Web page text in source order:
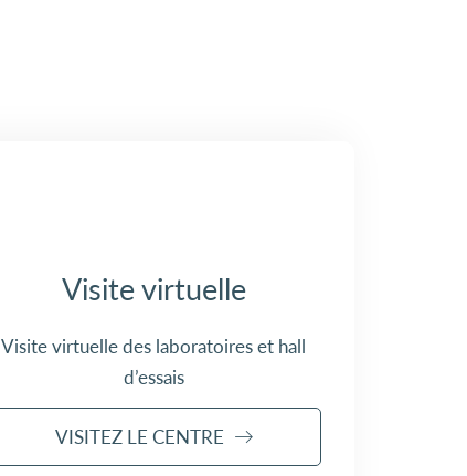
Visite virtuelle
Visite virtuelle des laboratoires et hall
d’essais
VISITEZ LE CENTRE